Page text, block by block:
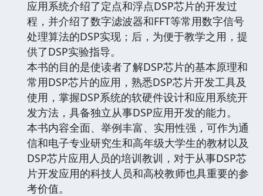
应用系统介绍了定点和浮点DSP芯片的开发过
程，并介绍了数字滤波器和FFT等常用数字信号
处理算法的DSP实现；后，为便于教学之用，提
供了DSP实验指导。
本书的目的是使读者了解DSP芯片的基本原理和
常用DSP芯片的应用，熟悉DSP芯片开发工具及
使用，掌握DSP系统的软硬件设计和应用系统开
发方法，具备独立从事DSP应用开发的能力。
本书内容全面、举例丰富、实用性强，可作为通
信和电子专业研究生和高年级大学生的教材以及
DSP芯片应用人员的培训教训，对于从事DSP芯
片开发应用的科技人员和高校教师也具重要的参
考价值。